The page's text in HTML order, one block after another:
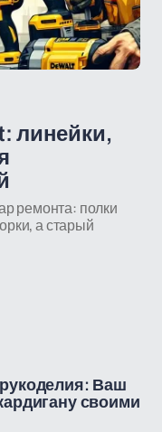
линейки,
ремонта: полки
а старый
Ваш
своими